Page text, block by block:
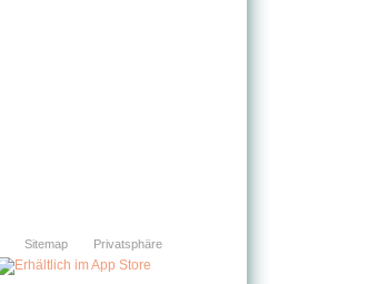
Sitemap Privatsphäre